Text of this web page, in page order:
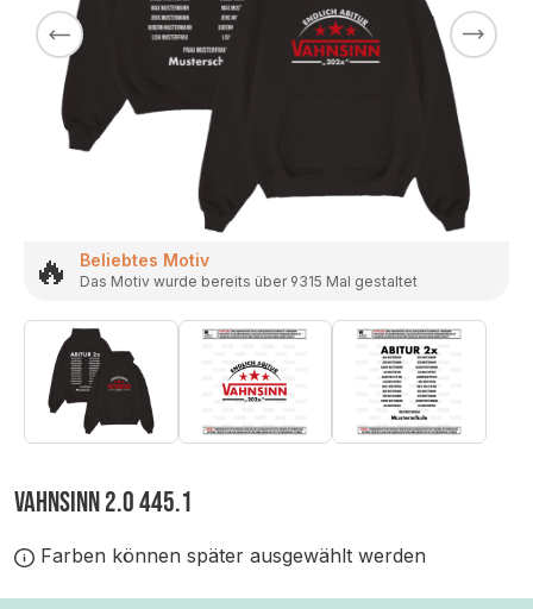
🔥 Beliebtes Motiv
Das Motiv wurde bereits über 9315 Mal gestaltet
VAHNSINN 2.0 445.1
Farben können später ausgewählt werden